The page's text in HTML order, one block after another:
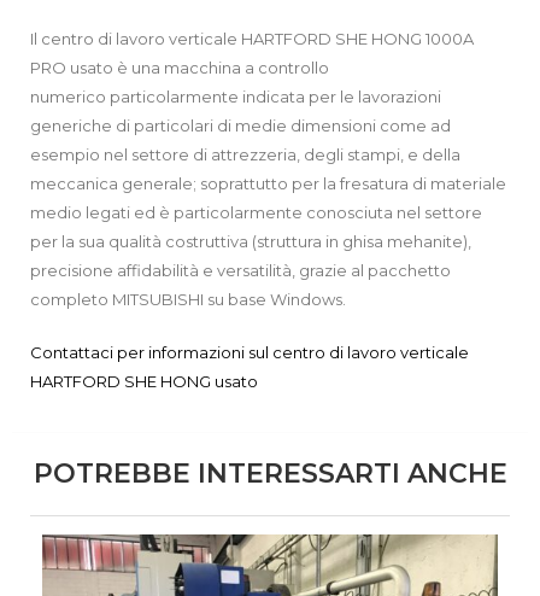
Il centro di lavoro verticale HARTFORD SHE HONG 1000A
PRO usato è una macchina a controllo
numerico particolarmente indicata per le lavorazioni
generiche di particolari di medie dimensioni come ad
esempio nel settore di attrezzeria, degli stampi, e della
meccanica generale; soprattutto per la fresatura di materiale
medio legati ed è particolarmente conosciuta nel settore
per la sua qualità costruttiva (struttura in ghisa mehanite),
precisione affidabilità e versatilità, grazie al pacchetto
completo MITSUBISHI su base Windows.
Contattaci per informazioni sul centro di lavoro verticale
HARTFORD SHE HONG usato
POTREBBE INTERESSARTI ANCHE